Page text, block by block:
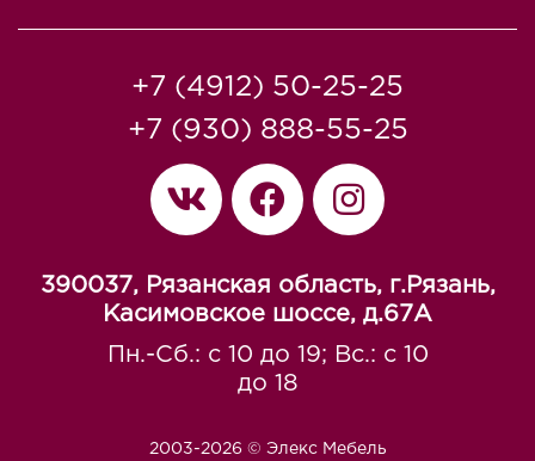
+7 (4912) 50-25-25
+7 (930) 888-55-25
390037, Рязанская область, г.Рязань,
Касимовское шоссе, д.67A
Пн.-Сб.: с 10 до 19; Вс.: с 10
до 18
2003-2026 © Элекс Мебель